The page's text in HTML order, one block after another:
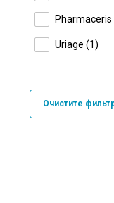
Pharmaceris
Uriage (1)
Очистите